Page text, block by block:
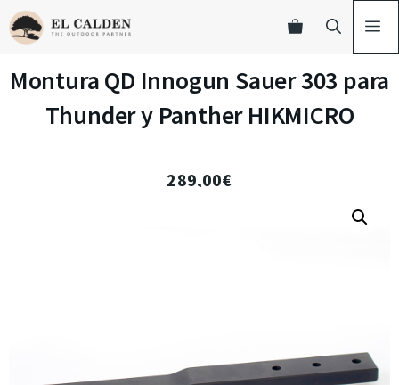
Montura QD Innogun Sauer 303 para
Thunder y Panther HIKMICRO
289,00€